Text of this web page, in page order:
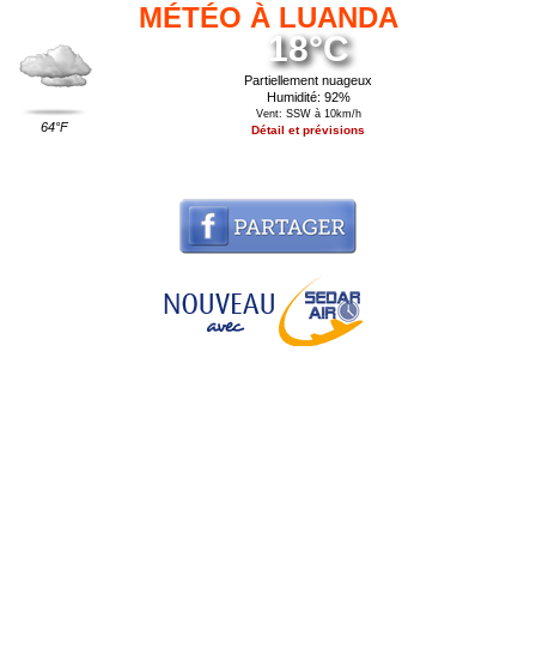
MÉTÉO À LUANDA
64°F
18°C
Partiellement nuageux
Humidité: 92%
Vent: SSW à 10km/h
Détail et prévisions